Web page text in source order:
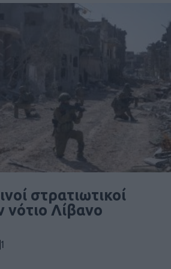
στρατιωτικοί
νότιο Λίβανο
1